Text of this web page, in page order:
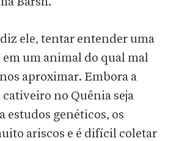
ele, tentar entender uma
um animal do qual mal
aproximar. Embora a
no Quênia seja
estudos genéticos, os
ariscos e é difícil coletar